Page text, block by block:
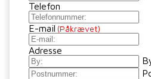
Telefon
E-mail (Påkrævet)
Adresse